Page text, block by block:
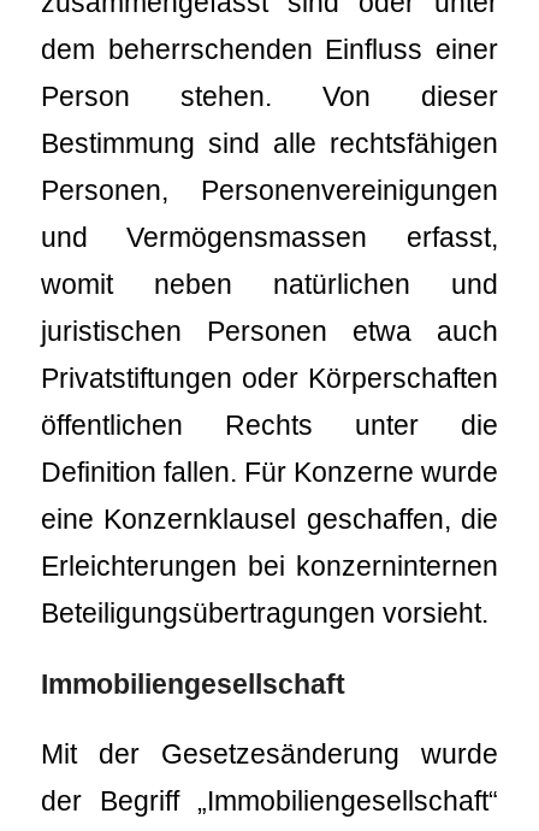
dem beherrschenden Einfluss einer
Person stehen. Von dieser
Bestimmung sind alle rechtsfähigen
Personen, Personenvereinigungen
und Vermögensmassen erfasst,
womit neben natürlichen und
juristischen Personen etwa auch
Privatstiftungen oder Körperschaften
öffentlichen Rechts unter die
Definition fallen. Für Konzerne wurde
eine Konzernklausel geschaffen, die
Erleichterungen bei konzerninternen
Beteiligungsübertragungen vorsieht.
Immobiliengesellschaft
Mit der Gesetzesänderung wurde
der Begriff „Immobiliengesellschaft“